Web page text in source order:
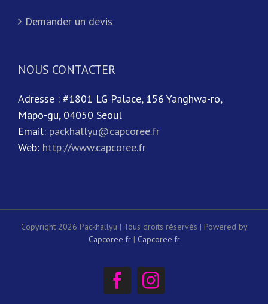
Demander un devis
NOUS CONTACTER
Adresse : #1801 LG Palace, 156 Yanghwa-ro,
Mapo-gu, 04050 Seoul
Email: packhallyu@capcoree.fr
Web: http://www.capcoree.fr
Copyright 2026 Packhallyu | Tous droits réservés | Powered by
Capcoree.fr| Capcoree.fr
FacebookInstagram